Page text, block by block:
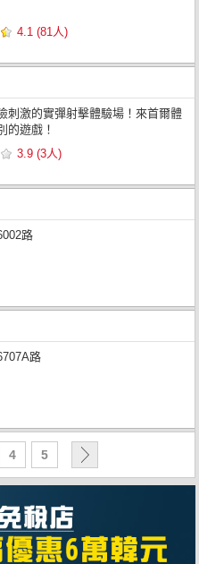
4.1 (81人)
刺激的實彈射擊體驗場！來首爾體
的遊戲！
3.9 (3人)
路
路
4 5